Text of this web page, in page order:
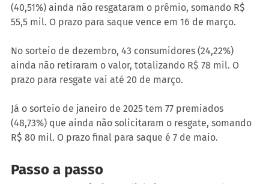
(40,51%) ainda não resgataram o prêmio, somando R$
55,5 mil. O prazo para saque vence em 16 de março.
No sorteio de dezembro, 43 consumidores (24,22%)
ainda não retiraram o valor, totalizando R$ 78 mil. O
prazo para resgate vai até 20 de março.
Já o sorteio de janeiro de 2025 tem 77 premiados
(48,73%) que ainda não solicitaram o resgate, somando
R$ 80 mil. O prazo final para saque é 7 de maio.
Passo a passo